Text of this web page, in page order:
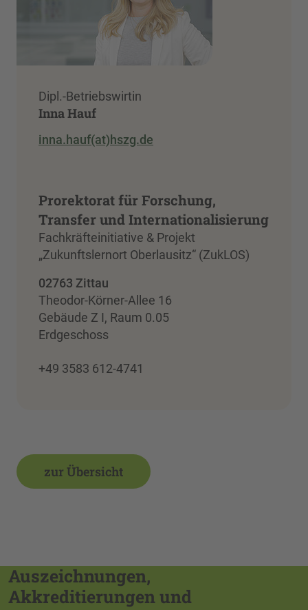
Dipl.-Betriebswirtin
Inna Hauf
inna.hauf(at)hszg.de
Prorektorat für Forschung,
Transfer und Internationalisierung
Fachkräfteinitiative & Projekt
„Zukunftslernort Oberlausitz“ (ZukLOS)
02763 Zittau
Theodor-Körner-Allee 16
Gebäude Z I, Raum 0.05
Erdgeschoss
+49 3583 612-4741
zur Übersicht
Auszeichnungen,
Akkreditierungen und